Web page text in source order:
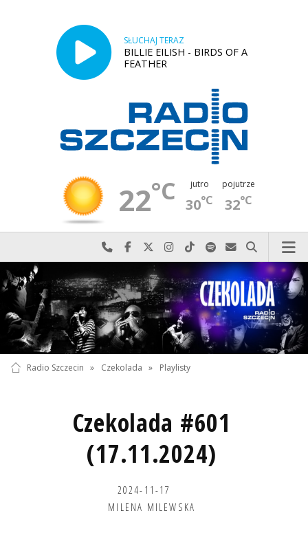
SŁUCHAJ TERAZ
BILLIE EILISH - BIRDS OF A
FEATHER
22°C jutro
30°C
pojutrze
32°C
Najlepiej po prostu do nas zadzwoń
Odwiedź nas na Facebook-u
Odwiedź nas na X
Odwiedź nas na Instagram-ie
Odwiedź nas na TikTok-u
Szukaj nas na Spotify
Wyślij do nas
Szukaj
Radio Szczecin » Czekolada » Playlisty
Czekolada #601
(17.11.2024)
2024-11-17
MILENA MILEWSKA